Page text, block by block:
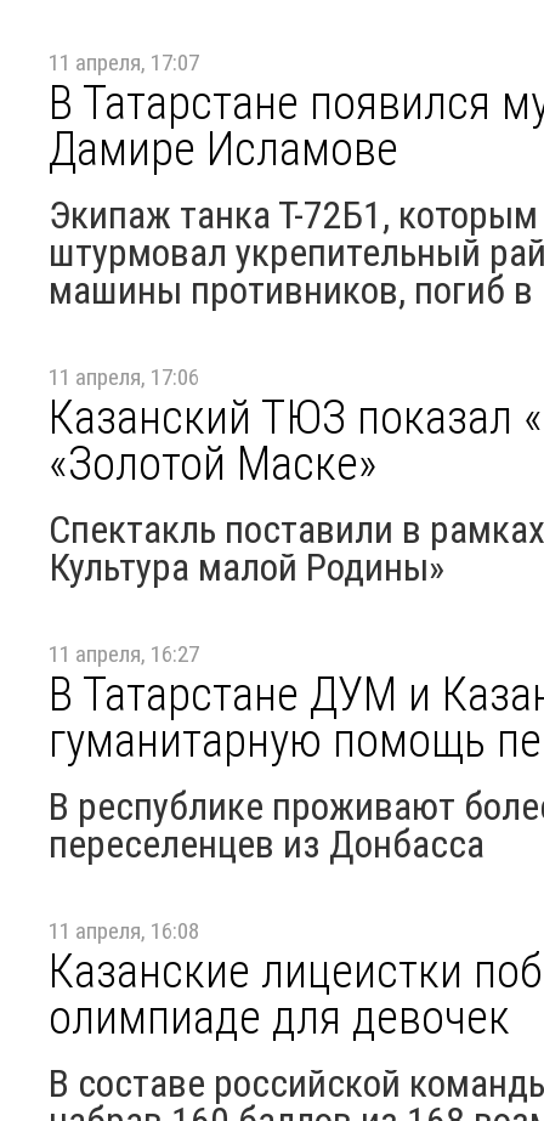
11 апреля, 17:07
В Татарстане появился
Дамире Исламове
Экипаж танка Т-72Б1,
штурмовал укрепительный
машины противников, погиб
11 апреля, 17:06
Казанский ТЮЗ показал
«Золотой Маске»
Спектакль поставили в
Культура малой Родины»
11 апреля, 16:27
В Татарстане ДУМ и
гуманитарную помощь
В республике проживают
переселенцев из Донбасса
11 апреля, 16:08
Казанские лицеистки
олимпиаде для девочек
В составе российской